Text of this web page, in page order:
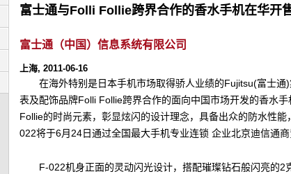
富士通与Folli Follie跨界合作的香水手机在华开
富士通（中国）信息系统有限公司
上海, 2011-06-16
在海外特别是日本手机市场取得骄人业绩的Fujitsu(富士通
表及配饰品牌Folli Follie跨界合作的面向中国市场开发的香水
Follie的时尚元素，彰显炫闪的设计理念，具备出众的防水性
022将于6月24日通过全国最大手机专业连锁 企业北京迪信通商
F-022机身正面的灵动闪光设计，搭配璀璨钻石般闪亮的2